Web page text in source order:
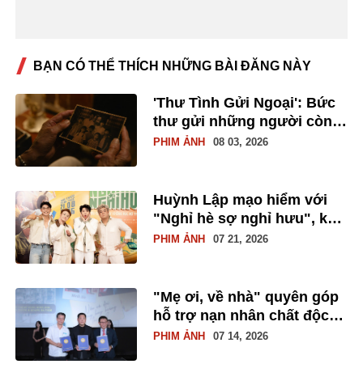
BẠN CÓ THỂ THÍCH NHỮNG BÀI ĐĂNG NÀY
'Thư Tình Gửi Ngoại': Bức
thư gửi những người còn
tin vào tình yêu
PHIM ẢNH 08 03, 2026
Huỳnh Lập mạo hiểm với
"Nghỉ hè sợ nghỉ hưu", kể
chuyện người trẻ nhìn về
PHIM ẢNH 07 21, 2026
"Mẹ ơi, về nhà" quyên góp
hỗ trợ nạn nhân chất độc
da cam từ doanh thu bán
PHIM ẢNH 07 14, 2026